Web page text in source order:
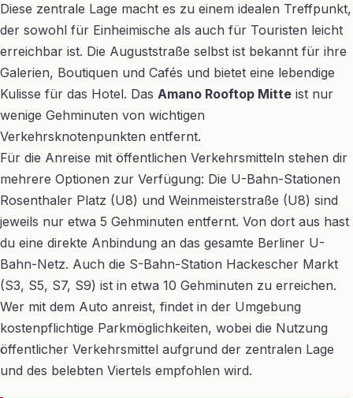
Diese zentrale Lage macht es zu einem idealen Treffpunkt,
der sowohl für Einheimische als auch für Touristen leicht
erreichbar ist. Die Auguststraße selbst ist bekannt für ihre
Galerien, Boutiquen und Cafés und bietet eine lebendige
Kulisse für das Hotel. Das Amano Rooftop Mitte ist nur
wenige Gehminuten von wichtigen
Verkehrsknotenpunkten entfernt.
Für die Anreise mit öffentlichen Verkehrsmitteln stehen dir
mehrere Optionen zur Verfügung: Die U-Bahn-Stationen
Rosenthaler Platz (U8) und Weinmeisterstraße (U8) sind
jeweils nur etwa 5 Gehminuten entfernt. Von dort aus hast
du eine direkte Anbindung an das gesamte Berliner U-
Bahn-Netz. Auch die S-Bahn-Station Hackescher Markt
(S3, S5, S7, S9) ist in etwa 10 Gehminuten zu erreichen.
Wer mit dem Auto anreist, findet in der Umgebung
kostenpflichtige Parkmöglichkeiten, wobei die Nutzung
öffentlicher Verkehrsmittel aufgrund der zentralen Lage
und des belebten Viertels empfohlen wird.